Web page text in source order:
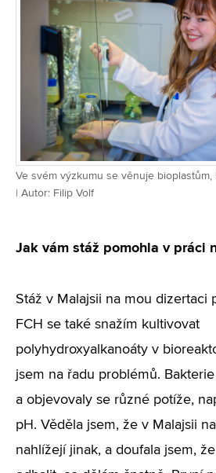
Ve svém výzkumu se věnuje
| Autor: Filip Volf
Jak vám stáž pomohla v práci
Stáž v Malajsii na mou dizertaci
FCH se také snažím kultivovat
polyhydroxyalkanoáty v
jsem na řadu problémů.
a objevovaly se různé potíže,
pH. Věděla jsem, že v Malajsii
nahlížejí jinak, a doufala jsem,